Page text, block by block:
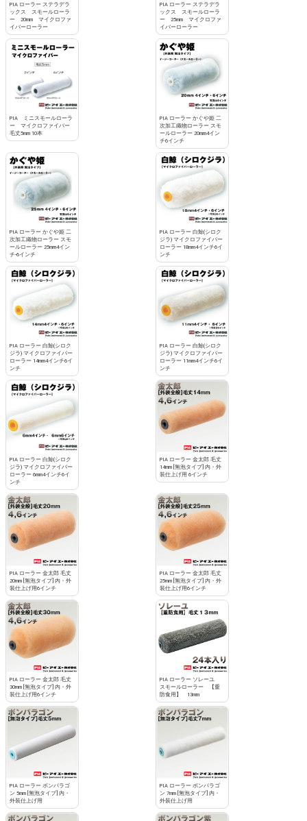
PIA ローラー ステラデラ
ックス スモールローラ
ー 20mm マイクロファ
イバーローラー
PIA ローラー ステラデラ
ックス スモールローラ
ー 25mm マイクロファ
イバーローラー
PIA ミニスモールローラ
ー マイクロファイバー
毛丈5mm 10本
PIA ローラー かぐや姫 二
次加工織物ローラー スモ
ールローラー 20mm4イン
チ6インチ
PIA ローラー かぐや姫 二
次加工織物ローラー スモ
ールローラー 25mm4イン
チ-6インチ
PIA ローラー 白鯨(シロク
ジラ) マイクロファイバー
ローラー 18mm4インチ6イ
ンチ
PIA ローラー 白鯨(シロク
ジラ) マイクロファイバー
ローラー 14mm4インチ6イ
ンチ
PIA ローラー 白鯨(シロク
ジラ) マイクロファイバー
ローラー 11mm4インチ6イ
ンチ
PIA ローラー 白鯨(シロク
ジラ) マイクロファイバー
ローラー 6mm4インチ6イ
ンチ
PIA ローラー 金太郎 毛丈
14mm [無泡タイプ] 内・外
装仕上げ用 6インチ
PIA ローラー 金太郎 毛丈
20mm [無泡タイプ] 内・外
装仕上げ用6インチ
PIA ローラー 金太郎 毛丈
25mm [無泡タイプ] 内・外
装仕上げ用6インチ
PIA ローラー 金太郎 毛丈
30mm [無泡タイプ] 内・外
装仕上げ用6インチ
PIA ローラー ソレーユ
スモールローラー 【重
防食用】 13mm
PIA ローラー ボンパラゴ
ン 5mm [無泡タイプ] 内・
外装仕上げ用
PIA ローラー ボンパラゴ
ン 7mm [無泡タイプ] 内・
外装仕上げ用